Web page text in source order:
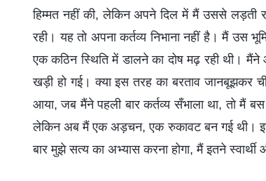
हिम्मत नहीं की, लेकिन अपने दिल में मैं उससे लड़ती
रही। यह तो अपना कर्तव्य निभाना नहीं है। मैं उस
एक कठिन स्थिति में डालने का दोष मढ़ रही थी।
खड़ी हो गई। क्या इस तरह का बरताव
आया, जब मैंने पहली बार कर्तव्य सँभाला था, तो मैं बस
लेकिन अब मैं एक अड़चन, एक रुकावट बन गई थी।
बार मुझे सत्य का अभ्यास करना होगा, मैं इतने